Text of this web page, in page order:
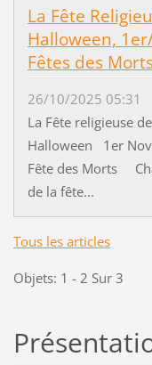
La Fête
Halloween,
Fêtes des
26/10/2025 05:31
La Fête religieuse
Halloween 1er
Fête des Morts
de la fête...
Tous les articles
Objets: 1 - 2 Sur 3